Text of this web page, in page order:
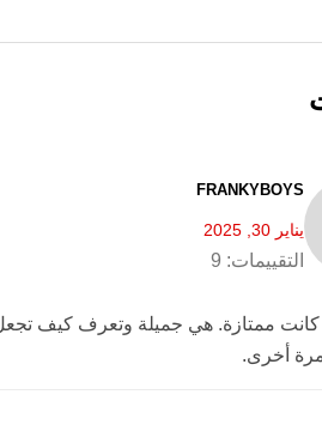
FRANKYBOYS
يناير 30, 2025
التقييمات: 9
كانت ممتازة. هي جميلة وتعرف كيف
مرة أخرى.